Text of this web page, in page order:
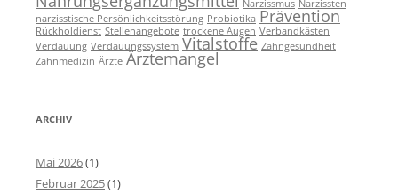
Narzissmus Narzissten
narzisstische Persönlichkeitsstörung Probiotika Prävention
Rückholdienst Stellenangebote trockene Augen Verbandkästen
Verdauung Verdauungssystem Vitalstoffe Zahngesundheit
Zahnmedizin Ärzte Ärztemangel
ARCHIV
Mai 2026(1)
Februar 2025(1)